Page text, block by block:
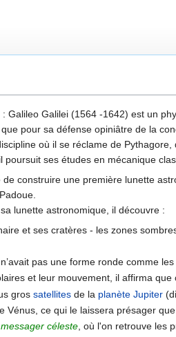
: Galileo Galilei (1564 -1642) est un
pour sa défense opiniâtre de la
où il se réclame de Pythagore,
poursuit ses études en mécanique
de construire une première lunette
lunette astronomique, il découvre :
et ses cratères - les zones
n’avait pas une forme ronde comme
et leur mouvement, il affirma
grossatellites de la planète Jupiter
Vénus, ce qui le laissera présager
céleste, où l'on retrouve les